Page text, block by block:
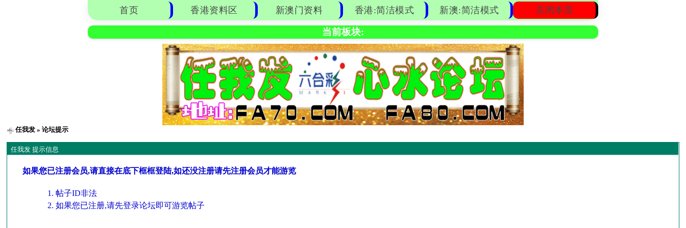
首页 香港资料区 新澳门资料 香港:简洁模式 新澳:简洁模式 关闭本页
当前板块:
任我发 » 论坛提示
任我发 提示信息
如果您已注册会员,请直接在底下框框登陆,如还没注册请先注册会员才能游览
帖子ID非法
如果您已注册,请先登录论坛即可游览帖子